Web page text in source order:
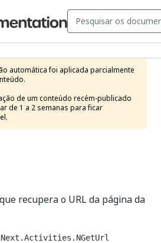
automática foi aplicada parcialmente
de um conteúdo recém-publicado
de 1 a 2 semanas para ficar
recupera o URL da página da